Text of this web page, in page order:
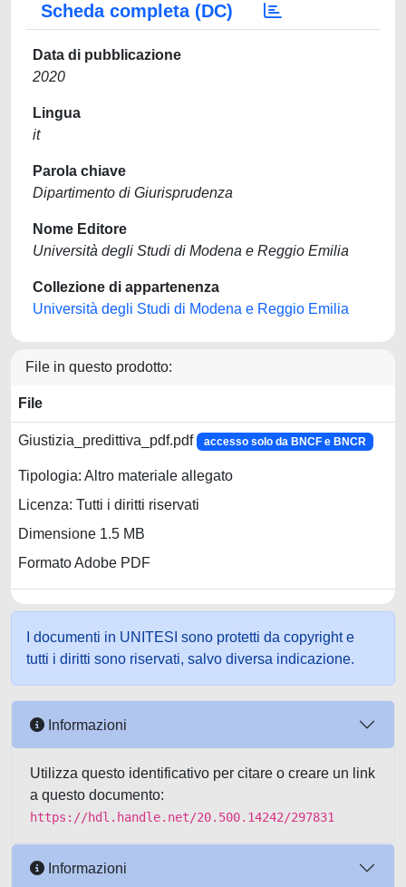
Scheda completa (DC)
Data di pubblicazione
2020
Lingua
it
Parola chiave
Dipartimento di Giurisprudenza
Nome Editore
Università degli Studi di Modena e Reggio Emilia
Collezione di appartenenza
Università degli Studi di Modena e Reggio Emilia
File in questo prodotto:
File
Giustizia_predittiva_pdf.pdf accesso solo da BNCF e BNCR
Tipologia: Altro materiale allegato
Licenza: Tutti i diritti riservati
Dimensione 1.5 MB
Formato Adobe PDF
I documenti in UNITESI sono protetti da copyright e
tutti i diritti sono riservati, salvo diversa indicazione.
Informazioni
Utilizza questo identificativo per citare o creare un link
a questo documento:
https://hdl.handle.net/20.500.14242/297831
Informazioni